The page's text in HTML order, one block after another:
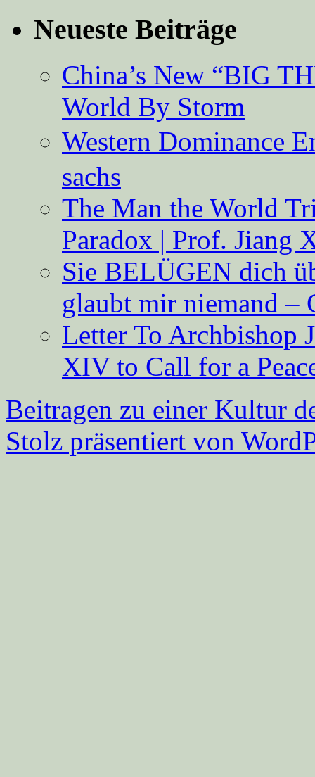
Neueste Beiträge
China’s New “BIG
World By Storm
Western Dominance
sachs
The Man the World
Paradox | Prof. Jiang
Sie BELÜGEN dich
glaubt mir niemand –
Letter To Archbishop
XIV to Call for a
Beitragen zu einer Kultur
Stolz präsentiert von